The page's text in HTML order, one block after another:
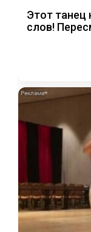
Этот танец
слов!